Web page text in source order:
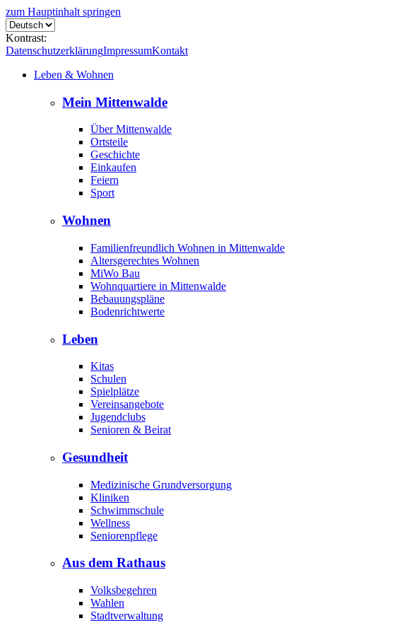
zum Hauptinhalt springen
Kontrast:
DatenschutzerklärungImpressumKontakt
Leben & Wohnen
Mein Mittenwalde
Über Mittenwalde
Ortsteile
Geschichte
Einkaufen
Feiern
Sport
Wohnen
Familienfreundlich Wohnen in Mittenwalde
Altersgerechtes Wohnen
MiWo Bau
Wohnquartiere in Mittenwalde
Bebauungspläne
Bodenrichtwerte
Leben
Kitas
Schulen
Spielplätze
Vereinsangebote
Jugendclubs
Senioren & Beirat
Gesundheit
Medizinische Grundversorgung
Kliniken
Schwimmschule
Wellness
Seniorenpflege
Aus dem Rathaus
Volksbegehren
Wahlen
Stadtverwaltung